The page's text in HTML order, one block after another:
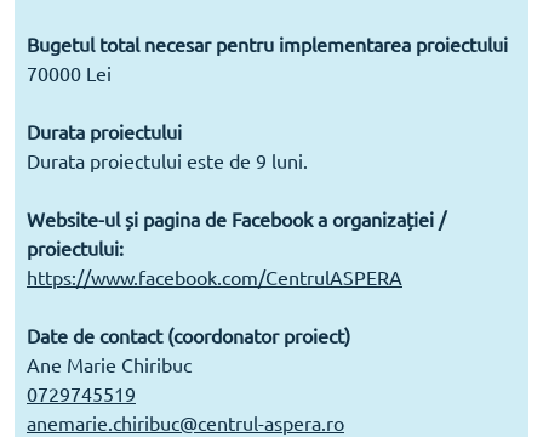
Bugetul total necesar pentru implementarea proiectului
70000 Lei
Durata proiectului
Durata proiectului este de 9 luni.
Website-ul și pagina de Facebook a organizației /
proiectului:
https://www.facebook.com/CentrulASPERA
Date de contact (coordonator proiect)
Ane Marie Chiribuc
0729745519
anemarie.chiribuc@centrul-aspera.ro